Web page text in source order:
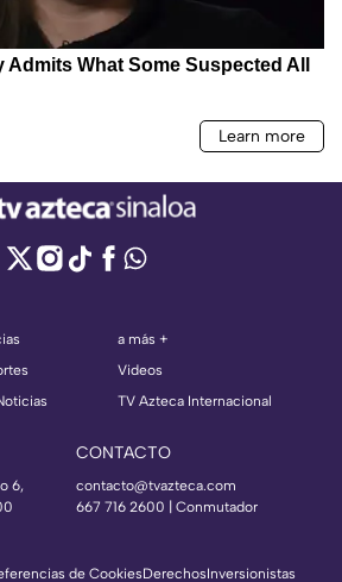
a más +
Videos
TV Azteca Internacional
6,
CONTACTO
contacto@tvazteca.com
667 716 2600 | Conmutador
de CookiesDerechosInversionistas